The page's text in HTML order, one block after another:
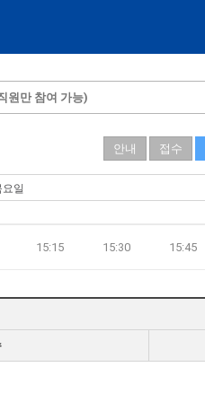
원만 참여 가능)
안내 접수
15:15 15:30 15:45